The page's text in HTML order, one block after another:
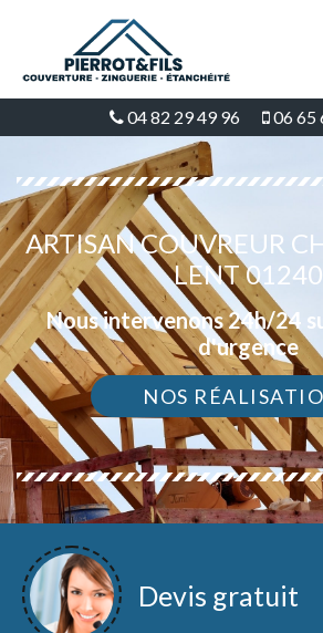
04 82 29 49 96 06 65
ARTISAN COUVREUR
LENT 01240
Nous intervenons 24h/24
d'urgence
NOS
Devis gratuit